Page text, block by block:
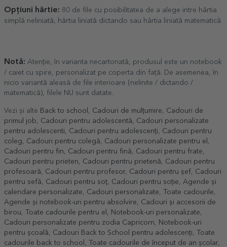
Opțiuni hârtie: 80 de file cu posibilitatea de a alege intre hârtia
simplă neliniată, hârtia liniată dictando sau hârtia liniată matematică
Notă: Atenție, în varianta necartonată, produsul este un notebook
/ caiet cu spire, personalizat pe coperta din față. De asemenea, în
nicio variantă aleasă de file interioare (nelinite / dictando /
matematică), filele NU sunt datate.
Vezi și alte Back to school Cadouri de mulțumire
Cadouri de
primul job
Cadouri pentru adolescentă
Cadouri personalizate
pentru adolescenti
Cadouri pentru adolescenți
Cadouri pentru
coleg
Cadouri pentru colegă Cadouri personalizate pentru el
Cadouri pentru fin
Cadouri pentru fină Cadouri pentru frate
Cadouri pentru prieten
Cadouri pentru prietenă
Cadouri pentru
profesoară
Cadouri pentru profesor, Cadouri pentru șef
Cadouri
pentru sefă
Cadouri pentru soț Cadouri pentru soție
Agende și
calendare personalizate
Cadouri personalizate Toate cadourile
Agende și notebook-uri pentru absolvire
Cadouri și accesorii de
birou
Toate cadourile pentru el Notebook-uri personalizate
Cadouri personalizate pentru zodia Capricorn
Notebook-uri
pentru școală
Cadouri Back to School pentru adolescenți
Toate
cadourile back to school
Toate cadourile de început de an școlar,